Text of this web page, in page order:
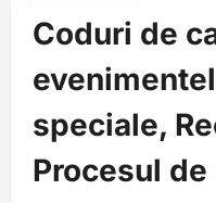
Coduri de
speciale,
Procesul